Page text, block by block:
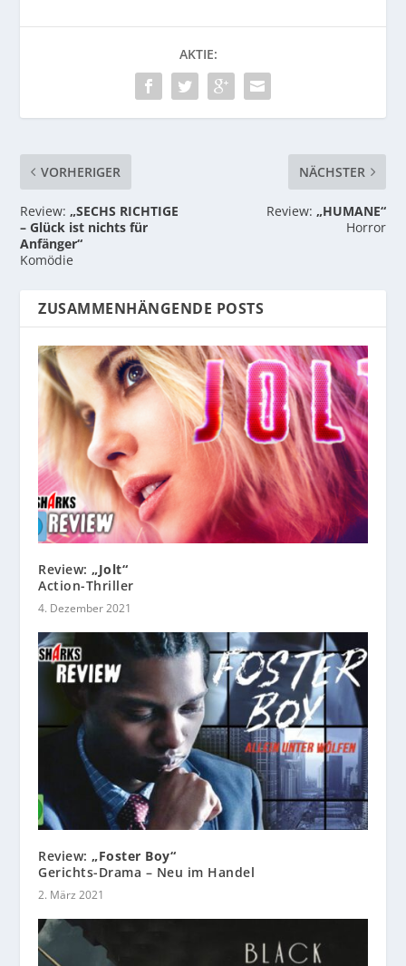
AKTIE:
VORHERIGER
Review:„SECHS RICHTIGE
– Glück ist nichts für
Anfänger“
Komödie
NÄCHSTER
Review: „HUMANE“
Horror
ZUSAMMENHÄNGENDE POSTS
Review:„Jolt“
Action-Thriller
4. Dezember 2021
Review:„Foster Boy“
Gerichts-Drama – Neu im Handel
2. März 2021